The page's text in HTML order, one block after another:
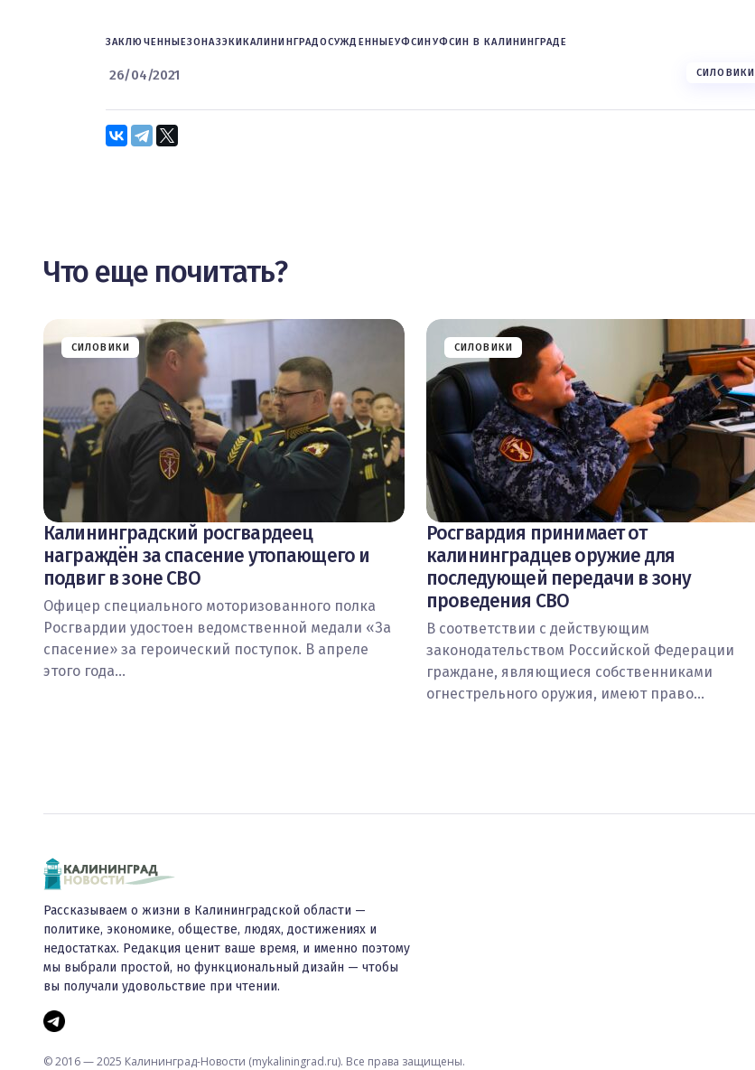
ЗАКЛЮЧЕННЫЕЗОНАЗЭКИКАЛИНИНГРАДОСУЖДЕННЫЕУФСИНУФСИН В КАЛИНИНГРАДЕ
26/04/2021 СИЛОВИКИ
Что еще почитать?
СИЛОВИКИ
Калининградский росгвардеец
награждён за спасение утопающего и
подвиг в зоне СВО
Офицер специального моторизованного полка
Росгвардии удостоен ведомственной медали «За
спасение» за героический поступок. В апреле
этого года…
СИЛОВИКИ
Росгвардия принимает от
калининградцев оружие для
последующей передачи в зону
проведения СВО
В соответствии с действующим
законодательством Российской Федерации
граждане, являющиеся собственниками
огнестрельного оружия, имеют право…
Рассказываем о жизни в Калининградской области —
политике, экономике, обществе, людях, достижениях и
недостатках. Редакция ценит ваше время, и именно поэтому
мы выбрали простой, но функциональный дизайн — чтобы
вы получали удовольствие при чтении.
© 2016 — 2025 Калининград-Новости (mykaliningrad.ru). Все права защищены.